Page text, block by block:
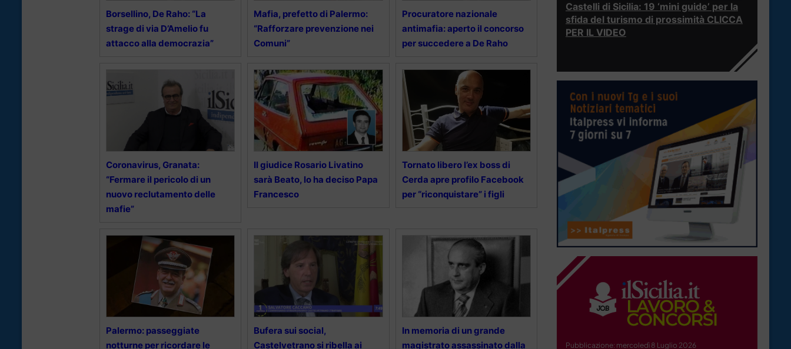
Borsellino, De Raho: “La
strage di via D’Amelio fu
attacco alla democrazia”
Mafia, prefetto di Palermo:
“Rafforzare prevenzione nei
Comuni”
Procuratore nazionale
antimafia: aperto il concorso
per succedere a De Raho
Coronavirus, Granata:
“Fermare il pericolo di un
nuovo reclutamento delle
mafie”
Il giudice Rosario Livatino
sarà Beato, lo ha deciso Papa
Francesco
Tornato libero l’ex boss di
Cerda apre profilo Facebook
per “riconquistare” i figli
Palermo: passeggiate
notturne per ricordare le
Bufera sui social,
Castelvetrano si ribella ai
In memoria di un grande
magistrato assassinato dalla
Castelli di Sicilia: 19 ‘mini guide’ per la
sfida del turismo di prossimità CLICCA
PER IL VIDEO
Pubblicazione: mercoledì 8 Luglio 2026